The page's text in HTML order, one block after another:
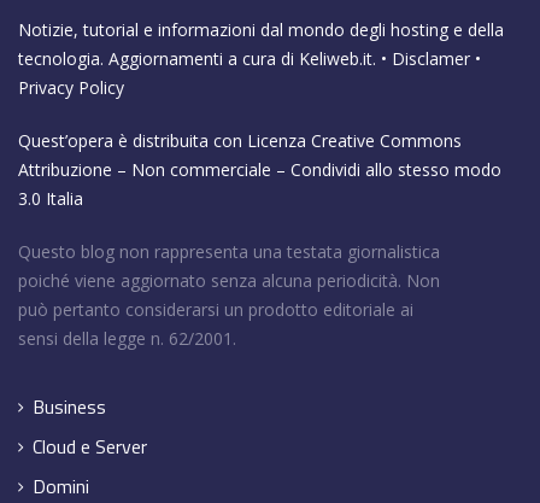
Notizie, tutorial e informazioni dal mondo degli hosting e della
tecnologia. Aggiornamenti a cura di Keliweb.it. • Disclamer •
Privacy Policy
Quest’opera è distribuita con Licenza Creative Commons
Attribuzione – Non commerciale – Condividi allo stesso modo
3.0 Italia
Questo blog non rappresenta una testata giornalistica
poiché viene aggiornato senza alcuna periodicità. Non
può pertanto considerarsi un prodotto editoriale ai
sensi della legge n. 62/2001.
Business
Cloud e Server
Domini